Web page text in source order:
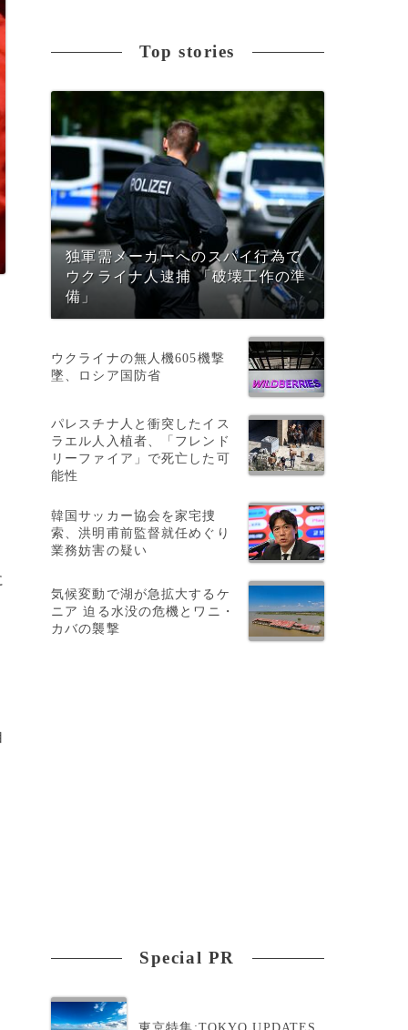
Top stories
独軍需メーカーへのスパイ行為で
ウクライナ人逮捕 「破壊工作の準
備」
ウクライナの無人機605機撃
墜、ロシア国防省
パレスチナ人と衝突したイス
ラエル人入植者、「フレンド
リーファイア」で死亡した可
能性
韓国サッカー協会を家宅捜
索、洪明甫前監督就任めぐり
業務妨害の疑い
気候変動で湖が急拡大するケ
ニア 迫る水没の危機とワニ・
カバの襲撃
Special PR
東京特集:TOKYO UPDATES